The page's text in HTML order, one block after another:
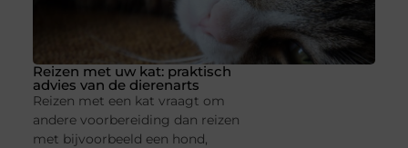
Reizen met uw kat: praktisch
advies van de dierenarts
Reizen met een kat vraagt om
andere voorbereiding dan reizen
met bijvoorbeeld een hond,